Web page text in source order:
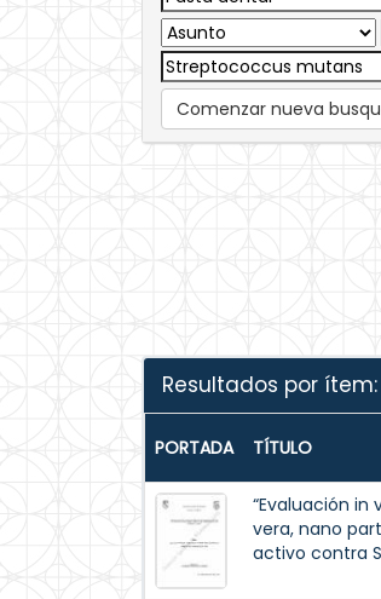
Comenzar nueva
Resultados por ítem:
PORTADA TÍTULO
“Evaluación
vera, nano
activo contra